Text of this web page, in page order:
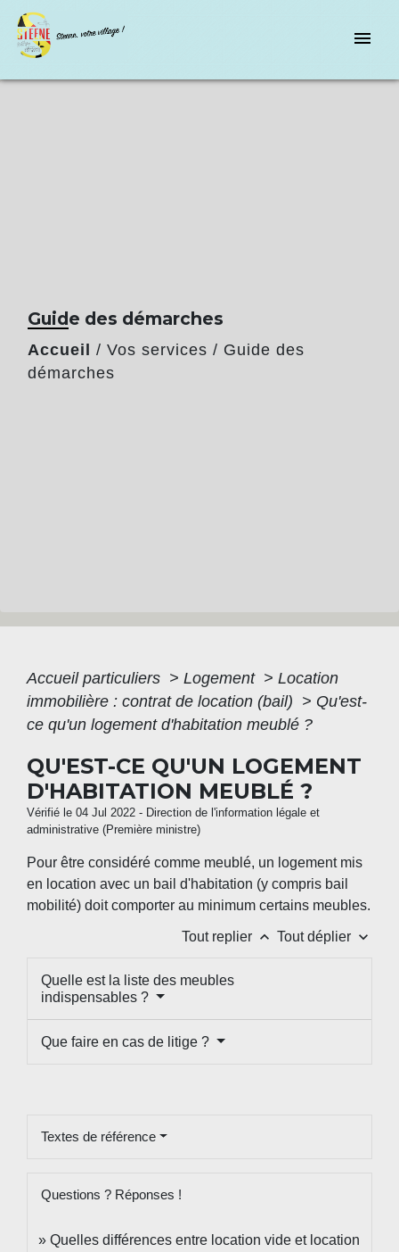
menu
Guide des démarches
Accueil / Vos services / Guide des
démarches
Accueil particuliers > Logement > Location
immobilière : contrat de location (bail) > Qu'est-
ce qu'un logement d'habitation meublé ?
QU'EST-CE QU'UN LOGEMENT
D'HABITATION MEUBLÉ ?
Vérifié le 04 Jul 2022 - Direction de l'information légale et
administrative (Première ministre)
Pour être considéré comme meublé, un logement mis
en location avec un bail d'habitation (y compris bail
mobilité) doit comporter au minimum certains meubles.
Tout replier keyboard_arrow_up Tout déplier keyboard_arrow_down
Quelle est la liste des meubles
indispensables ?
Que faire en cas de litige ?
Textes de référence
Questions ? Réponses !
Quelles différences entre location vide et location